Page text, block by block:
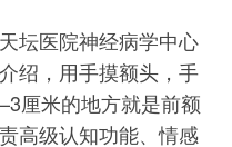
医院神经病学中心
绍，用手摸额头，手
厘米的地方就是前额
高级认知功能、情感